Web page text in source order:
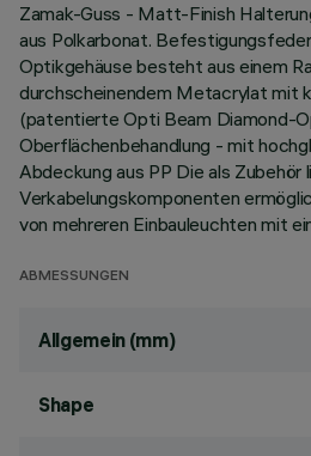
Zamak-Guss - Matt-Finish
aus Polkarbonat.
Optikgehäuse besteht aus einem
durchscheinendem Metacrylat mit
(patentierte Opti Beam Diamond-
Oberflächenbehandlung - mit
Abdeckung aus PP Die als Zubehör
Verkabelungskomponenten
von mehreren Einbauleuchten mit
ABMESSUNGEN
Allgemein (mm)
Shape